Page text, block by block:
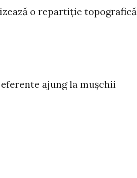
o repartiție topografică
ajung la mușchii